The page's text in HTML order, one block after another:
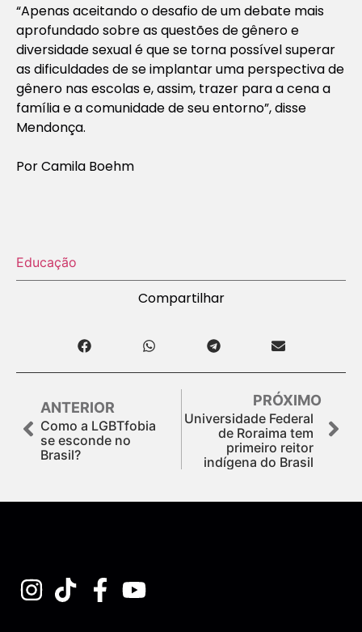
“Apenas aceitando o desafio de um debate mais
aprofundado sobre as questões de gênero e
diversidade sexual é que se torna possível superar
as dificuldades de se implantar uma perspectiva de
gênero nas escolas e, assim, trazer para a cena a
família e a comunidade de seu entorno”, disse
Mendonça.
Por Camila Boehm
Educação
Compartilhar
ANTERIOR
Como a LGBTfobia
se esconde no
Brasil?
PRÓXIMO
Universidade Federal
de Roraima tem
primeiro reitor
indígena do Brasil